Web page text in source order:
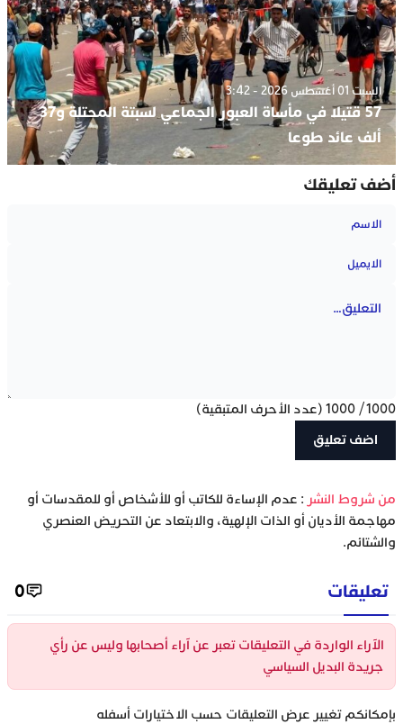
السبت 01 أغسطس 2026 - 3:42
57 قتيلا في مأساة العبور الجماعي لسبتة المحتلة و37
ألف عائد طوعا
أضف تعليقك
1000
/
1000 (عدد الأحرف المتبقية)
‫من شروط النشر : عدم الإساءة للكاتب أو للأشخاص أو للمقدسات أو
مهاجمة الأديان أو الذات الإلهية، والابتعاد عن التحريض العنصري
والشتائم.
تعليقات 0
الآراء الواردة في التعليقات تعبر عن آراء أصحابها وليس عن رأي
جريدة البديل السياسي
بإمكانكم تغيير عرض التعليقات حسب الاختيارات أسفله